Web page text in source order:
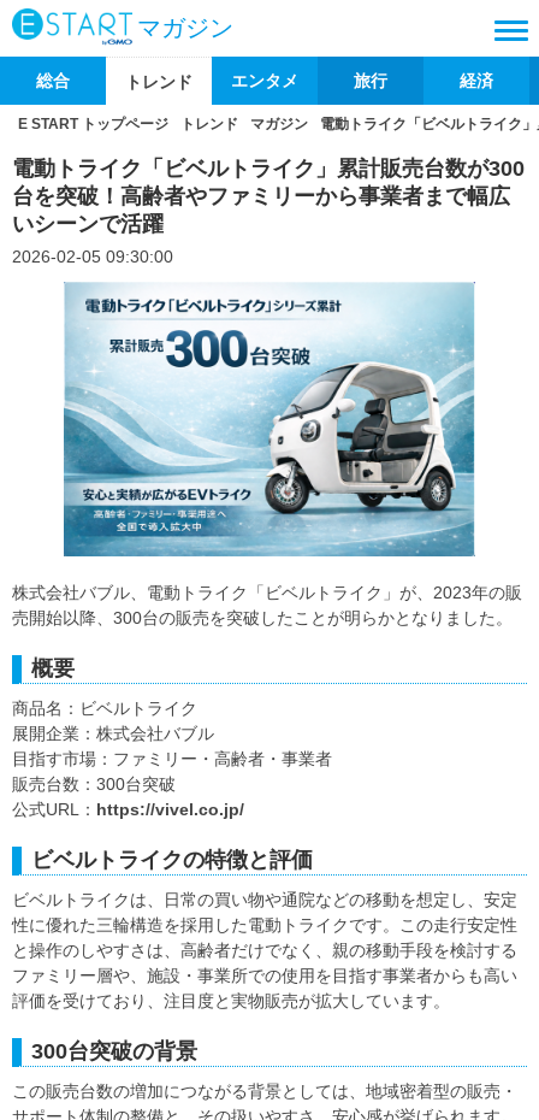
マガジン
総合 トレンド エンタメ 旅行 経済
E START トップページ トレンド マガジン 電動トライク「ビベルトライク
電動トライク「ビベルトライク」累計販売台数が300
台を突破！高齢者やファミリーから事業者まで幅広
いシーンで活躍
2026-02-05 09:30:00
株式会社バブル、電動トライク「ビベルトライク」が、2023年の販
売開始以降、300台の販売を突破したことが明らかとなりました。
概要
商品名：ビベルトライク
展開企業：株式会社バブル
目指す市場：ファミリー・高齢者・事業者
販売台数：300台突破
公式URL： https://vivel.co.jp/
ビベルトライクの特徴と評価
ビベルトライクは、日常の買い物や通院などの移動を想定し、安定
性に優れた三輪構造を採用した電動トライクです。この走行安定性
と操作のしやすさは、高齢者だけでなく、親の移動手段を検討する
ファミリー層や、施設・事業所での使用を目指す事業者からも高い
評価を受けており、注目度と実物販売が拡大しています。
300台突破の背景
この販売台数の増加につながる背景としては、地域密着型の販売・